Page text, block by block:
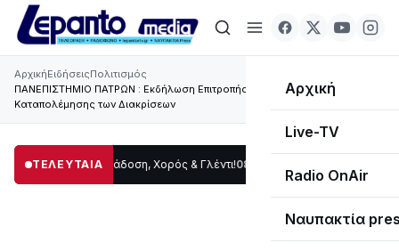
Αρχική
Live-TV
Radio OnAir
Ναυπακτία
ΑρχικήΕιδήσειςΠολιτισμός
ΠΑΝΕΠΙΣΤΗΜΙΟ ΠΑΤΡΩΝ : Εκδήλωση Επιτροπής Ισότητας των Φύλων και
Καταπολέμησης των Διακρίσεων
ΤΕΛΕΥΤΑΙΑ
Παράδοση, Χορός & Γλέντι! 08:41 ΤΟ ΠΑΡΤΥ ΣΥΝΕΧΙΖΕΤΑΙ…